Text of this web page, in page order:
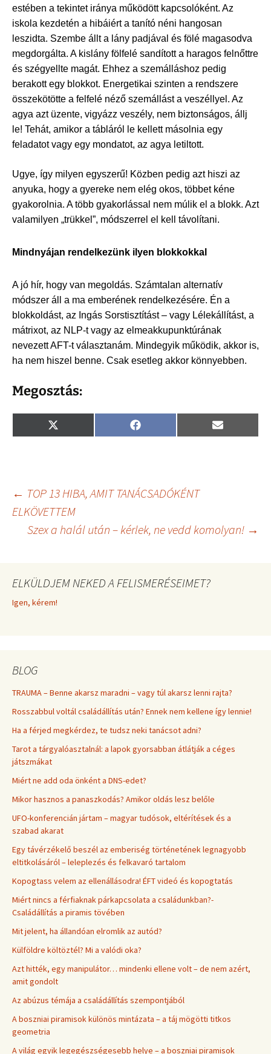
estében a tekintet iránya működött kapcsolóként. Az
iskola kezdetén a hibáiért a tanító néni hangosan
leszidta. Szembe állt a lány padjával és fölé magasodva
megdorgálta. A kislány fölfelé sandított a haragos felnőttre
és szégyellte magát. Ehhez a szemálláshoz pedig
berakott egy blokkot. Energetikai szinten a rendszere
összekötötte a felfelé néző szemállást a veszéllyel. Az
agya azt üzente, vigyázz veszély, nem biztonságos, állj
le! Tehát, amikor a tábláról le kellett másolnia egy
feladatot vagy egy mondatot, az agya letiltott.
Ugye, így milyen egyszerű! Közben pedig azt hiszi az
anyuka, hogy a gyereke nem elég okos, többet kéne
gyakorolnia. A több gyakorlással nem múlik el a blokk. Azt
valamilyen „trükkel”, módszerrel el kell távolítani.
Mindnyájan rendelkezünk ilyen blokkokkal
A jó hír, hogy van megoldás. Számtalan alternatív
módszer áll a ma emberének rendelkezésére. Én a
blokkoldást, az Ingás Sorstisztítást – vagy Lélekállítást, a
mátrixot, az NLP-t vagy az elmeakkupunktúrának
nevezett AFT-t választanám. Mindegyik működik, akkor is,
ha nem hiszel benne. Csak esetleg akkor könnyebben.
Megosztás:
Share
on
X
(
t
e
r
)
Share
on
F
a
o
k
Share
on
E
m
Bejegyzés
navigáció
← TOP 13 HIBA, AMIT TANÁCSADÓKÉNT
ELKÖVETTEM
Szex a halál után – kérlek, ne vedd komolyan! →
ELKÜLDJEM NEKED A FELISMERÉSEIMET?
Igen, kérem!
BLOG
TRAUMA – Benne akarsz maradni – vagy túl akarsz lenni rajta?
Rosszabbul voltál családállítás után? Ennek nem kellene így lennie!
Ha a férjed megkérdez, te tudsz neki tanácsot adni?
Tarot a tárgyalóasztalnál: a lapok gyorsabban átlátják a céges
játszmákat
Miért ne add oda önként a DNS-edet?
Mikor hasznos a panaszkodás? Amikor oldás lesz belőle
UFO-konferencián jártam – magyar tudósok, eltérítések és a
szabad akarat
Egy távérzékelő beszél az emberiség történetének legnagyobb
eltitkolásáról – leleplezés és felkavaró tartalom
Kopogtass velem az ellenállásodra! ÉFT videó és kopogtatás
Miért nincs a férfiaknak párkapcsolata a családunkban?-
Családállítás a piramis tövében
Mit jelent, ha állandóan elromlik az autód?
Külföldre költöztél? Mi a valódi oka?
Azt hitték, egy manipulátor… mindenki ellene volt – de nem azért,
amit gondolt
Az abúzus témája a családállítás szempontjából
A boszniai piramisok különös mintázata – a táj mögötti titkos
geometria
A világ egyik legegészségesebb helye – a boszniai piramisok